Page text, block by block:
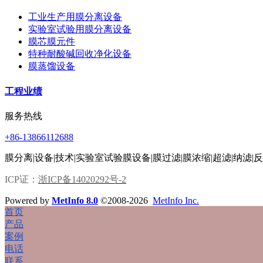
工业生产用膜分离设备
实验室试验用膜分离设备
膜芯膜元件
特种耐酸碱回收净化设备
膜蒸馏设备
工程业绩
服务热线
+86-13866112688
膜分离|设备|技术|实验室试验膜设备|膜过滤|膜浓缩|超滤|纳滤|
ICP证： 浙ICP备14020292号-2
Powered by MetInfo 8.0 ©2008-2026 MetInfo Inc.
首页
产品
案例
电话
联系